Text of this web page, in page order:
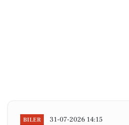
BILER 31-07-2026 14:15